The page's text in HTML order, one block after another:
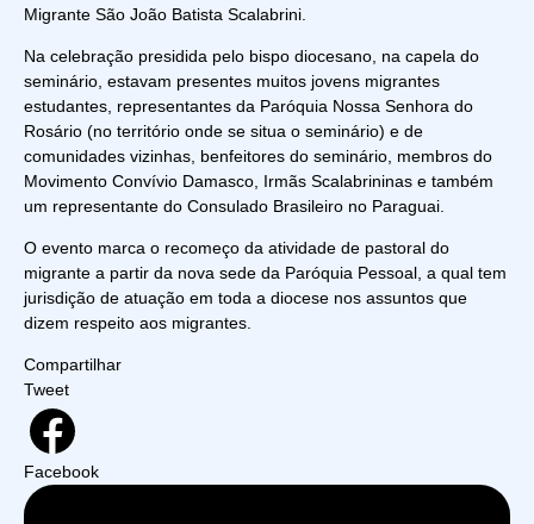
Migrante São João Batista Scalabrini.
Na celebração presidida pelo bispo diocesano, na capela do
seminário, estavam presentes muitos jovens migrantes
estudantes, representantes da Paróquia Nossa Senhora do
Rosário (no território onde se situa o seminário) e de
comunidades vizinhas, benfeitores do seminário, membros do
Movimento Convívio Damasco, Irmãs Scalabrininas e também
um representante do Consulado Brasileiro no Paraguai.
O evento marca o recomeço da atividade de pastoral do
migrante a partir da nova sede da Paróquia Pessoal, a qual tem
jurisdição de atuação em toda a diocese nos assuntos que
dizem respeito aos migrantes.
Compartilhar
Tweet
Facebook